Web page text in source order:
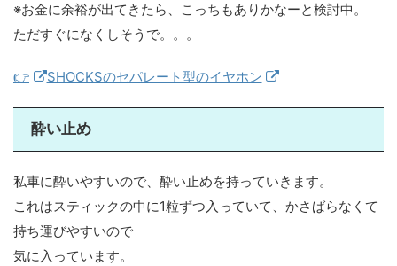
※お金に余裕が出てきたら、こっちもありかなーと検討中。
ただすぐになくしそうで。。。
👉 SHOCKSのセパレート型のイヤホン
酔い止め
私車に酔いやすいので、酔い止めを持っていきます。
これはスティックの中に1粒ずつ入っていて、かさばらなくて
持ち運びやすいので
気に入っています。